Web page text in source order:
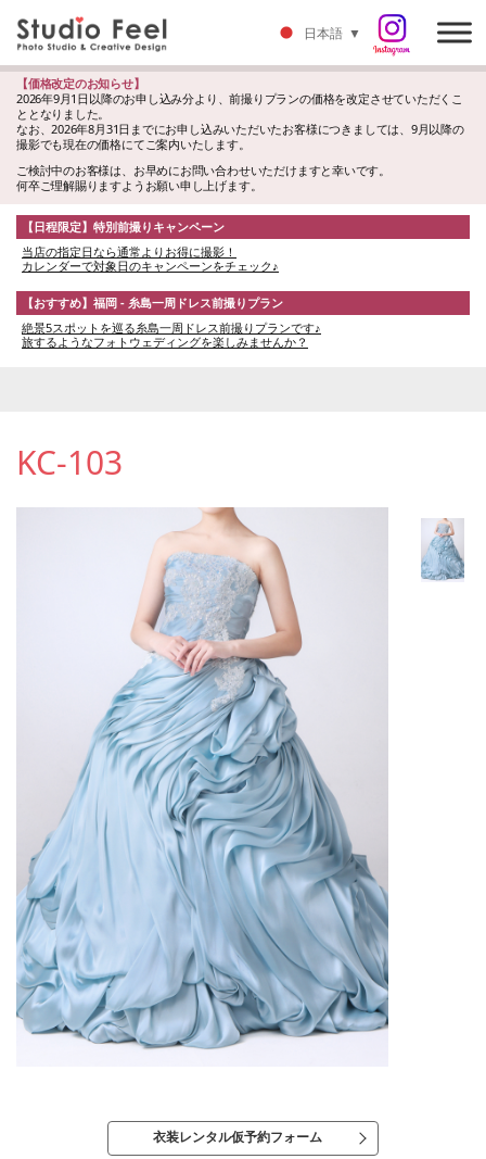
【価格改定のお知らせ】
2026年9月1日以降のお申し込み分より、前撮りプランの価格を改定させていただくこ
ととなりました。
なお、2026年8月31日までにお申し込みいただいたお客様につきましては、9月以降の
撮影でも現在の価格にてご案内いたします。
ご検討中のお客様は、お早めにお問い合わせいただけますと幸いです。
何卒ご理解賜りますようお願い申し上げます。
【日程限定】特別前撮りキャンペーン
当店の指定日なら通常よりお得に撮影！
カレンダーで対象日のキャンペーンをチェック♪
【おすすめ】福岡 - 糸島一周ドレス前撮りプラン
絶景5スポットを巡る糸島一周ドレス前撮りプランです♪
旅するようなフォトウェディングを楽しみませんか？
KC-103
衣装レンタル仮予約フォーム
日本語 ▼